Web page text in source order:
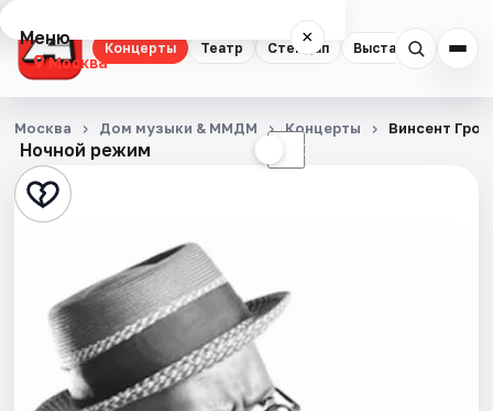
Концерты Театр Стендап Выставки
Меню ×
Москва
Концерты
Театр
Стендап
Выставки
Квесты
Экскурсии
Ночной режим ☾
Москва Дом музыки & ММДМ Концерты Винсент